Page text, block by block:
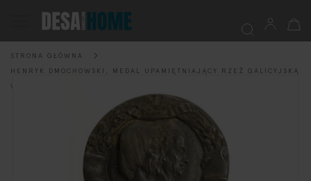
Mój
Szukaj
STRONA GŁÓWNA
HENRYK DMOCHOWSKI, MEDAL UPAMIĘTNIAJĄCY RZEŹ GALICYJSKĄ
W 1846 R., KONIEC XIX W.
Przejdź